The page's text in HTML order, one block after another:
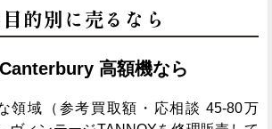
的別に売るなら
高額機なら
領域（参考買取額・応相談 45-80万